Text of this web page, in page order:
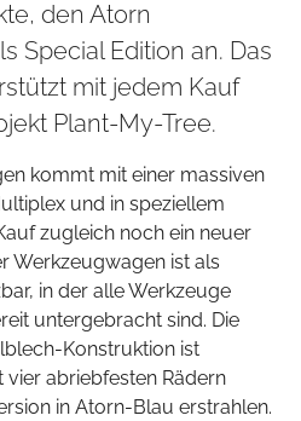
den Atorn
Special Edition an. Das
mit jedem Kauf
Plant-My-Tree.
kommt mit einer massiven
und in speziellem
zugleich noch ein neuer
Werkzeugwagen ist als
in der alle Werkzeuge
untergebracht sind. Die
Konstruktion ist
abriebfesten Rädern
in Atorn-Blau erstrahlen.